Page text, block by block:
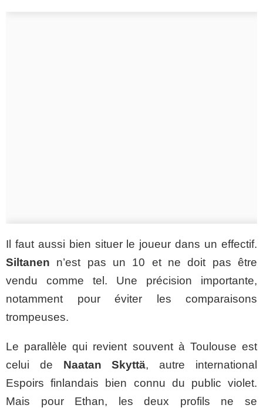
Il faut aussi bien situer le joueur dans un effectif.
Siltanen n’est pas un 10 et ne doit pas être
vendu comme tel. Une précision importante,
notamment pour éviter les comparaisons
trompeuses.
Le parallèle qui revient souvent à Toulouse est
celui de Naatan Skyttä, autre international
Espoirs finlandais bien connu du public violet.
Mais pour Ethan, les deux profils ne se